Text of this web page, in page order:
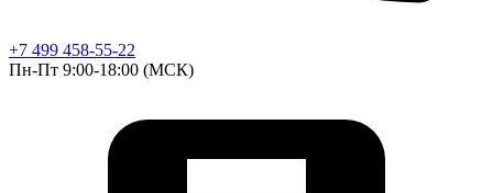
+7 499 458-55-22
Пн-Пт 9:00-18:00 (МСК)